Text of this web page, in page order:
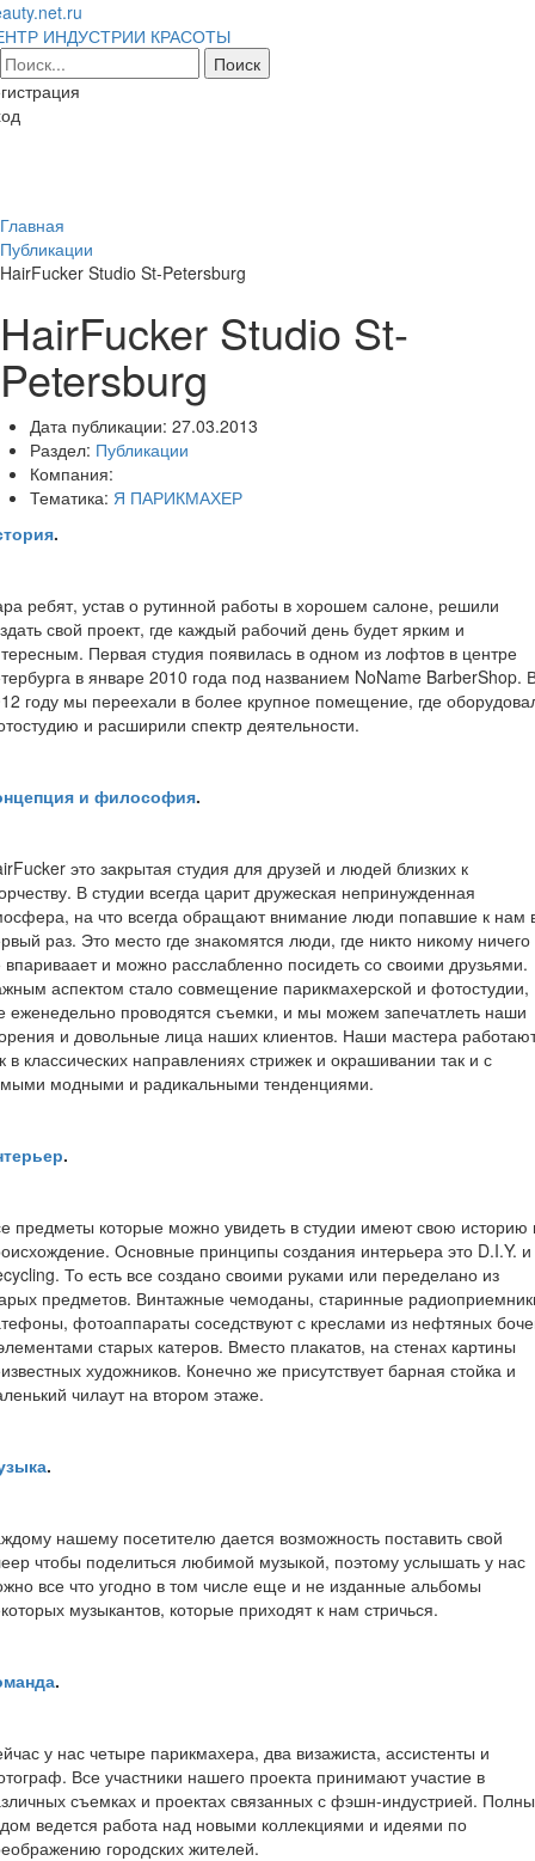
ИНДУСТРИИ КРАСОТЫ
Главная
Публикации
HairFucker Studio St-Petersburg
HairFucker Studio St-
Petersburg
Дата публикации: 27.03.2013
Раздел: Публикации
Компания:
Тематика: Я ПАРИКМАХЕР
.
ребят, устав о рутинной работы в хорошем салоне, решили
свой проект, где каждый рабочий день будет ярким и
Первая студия появилась в одном из лофтов в центре
в январе 2010 года под названием NoName BarberShop.
году мы переехали в более крупное помещение, где
и расширили спектр деятельности.
и философия.
это закрытая студия для друзей и людей близких к
В студии всегда царит дружеская непринужденная
на что всегда обращают внимание люди попавшие к нам
раз. Это место где знакомятся люди, где никто никому ничего
впариваает и можно расслабленно посидеть со своими друзьями.
аспектом стало совмещение парикмахерской и фотостудии,
еженедельно проводятся съемки, и мы можем запечатлеть наши
и довольные лица наших клиентов. Наши мастера
в классических направлениях стрижек и окрашивании так и с
модными и радикальными тенденциями.
.
предметы которые можно увидеть в студии имеют свою историю
Основные принципы создания интерьера это D.I.Y. и
То есть все создано своими руками или переделано из
предметов. Винтажные чемоданы, старинные
фотоаппараты соседствуют с креслами из нефтяных
старых катеров. Вместо плакатов, на стенах картины
художников. Конечно же присутствует барная стойка и
чилаут на втором этаже.
.
нашему посетителю дается возможность поставить свой
чтобы поделиться любимой музыкой, поэтому услышать у нас
все что угодно в том числе еще и не изданные альбомы
музыкантов, которые приходят к нам стричься.
.
у нас четыре парикмахера, два визажиста, ассистенты и
Все участники нашего проекта принимают участие в
съемках и проектах связанных с фэшн-индустрией.
ведется работа над новыми коллекциями и идеями по
городских жителей.